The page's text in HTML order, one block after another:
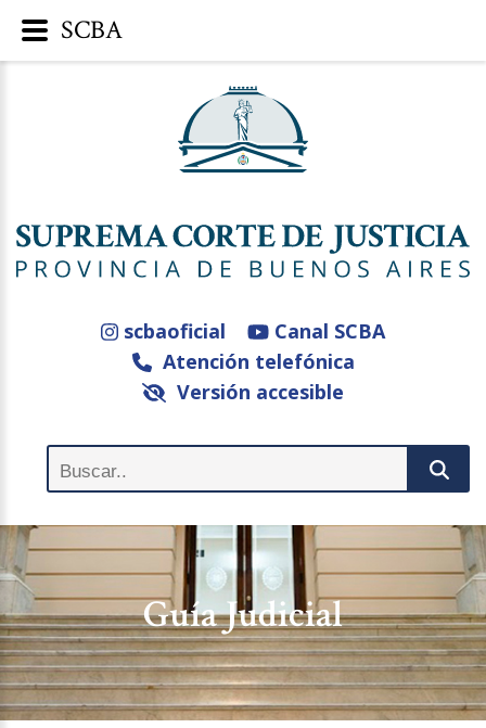
scbaoficial
Canal SCBA
Atención telefónica
Versión accesible
Guía Judicial
SCBA